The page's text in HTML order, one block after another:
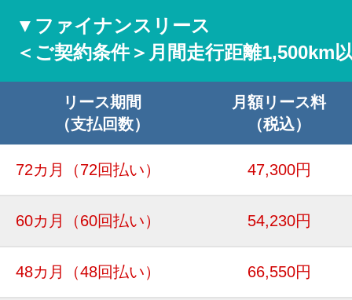
▼ファイナンスリース
＜ご契約条件＞月間走行距離1,500km
リース期間
（支払回数）
月額リース料
（税込）
72カ月 （72回払い） 47,300円
60カ月 （60回払い） 54,230円
48カ月 （48回払い） 66,550円